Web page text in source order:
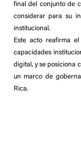
final del conjunto de
considerar para su
institucional.
Este acto reafirma
capacidades
digital, y se posiciona
un marco de
Rica.